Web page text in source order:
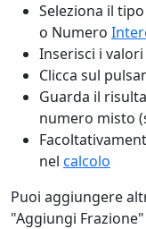
Seleziona il
o Numero
Inserisci i
Clicca sul
Guarda il
numero misto
nel calcolo
Puoi aggiungere
"Aggiungi